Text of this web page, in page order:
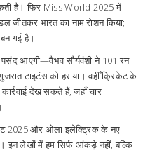
है। फिर Miss World 2025 में
जीतकर भारत का नाम रोशन किया;
गई है।
आएगी—वैभव सौर्यवंशी ने 101 रन
टाइटंस को हराया। वहीँ क्रिकेट के
देख सकते हैं, जहाँ चार
2025 और ओला इलेक्ट्रिक के नए
इन लेखों में हम सिर्फ आंकड़े नहीं, बल्कि